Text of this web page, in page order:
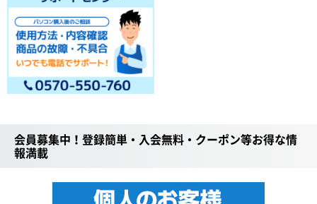
会員募集中！登録簡単・入会無料・クーポン等お得な情
報満載